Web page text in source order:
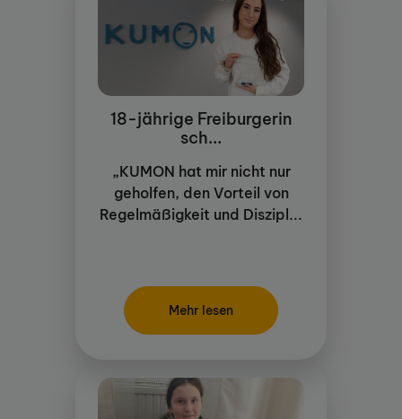
18-jährige Freiburgerin
sch...
„KUMON hat mir nicht nur
geholfen, den Vorteil von
Regelmäßigkeit und Diszipl...
Mehr lesen